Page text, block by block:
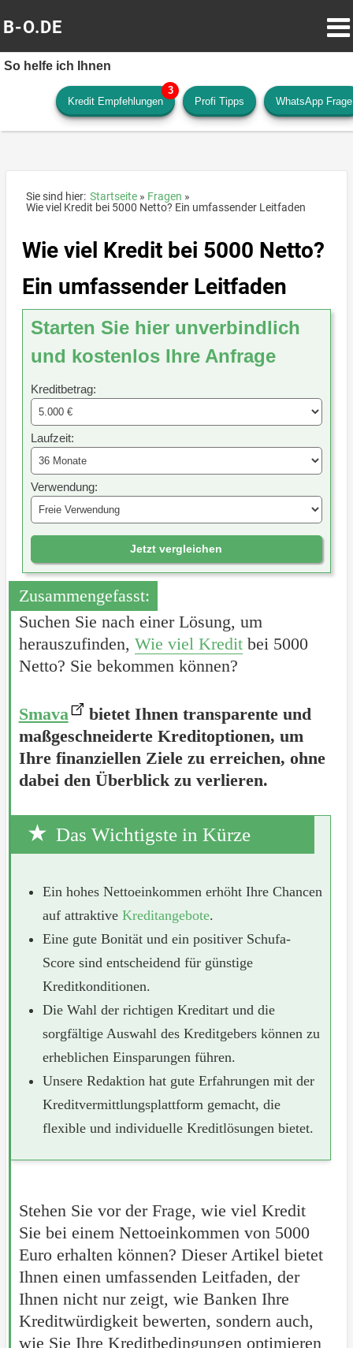
B-O.DE
So helfe ich Ihnen
Kredit Empfehlungen Profi Tipps WhatsApp Frage
Sie sind hier: Startseite
Fragen
Wie viel Kredit bei 5000 Netto? Ein umfassender Leitfaden
Wie viel Kredit bei 5000 Netto?
Ein umfassender Leitfaden
Starten Sie hier unverbindlich
und kostenlos Ihre Anfrage
Kreditbetrag:
Laufzeit:
Verwendung:
Jetzt vergleichen
Zusammengefasst:
Suchen Sie nach einer Lösung, um
herauszufinden, Wie viel Kreditbei 5000
Netto? Sie bekommen können?
Smava
bietet Ihnen transparente und
maßgeschneiderte Kreditoptionen, um
Ihre finanziellen Ziele zu erreichen, ohne
dabei den Überblick zu verlieren.
Das Wichtigste in Kürze
Ein hohes Nettoeinkommen erhöht Ihre Chancen
auf attraktive Kreditangebote.
Eine gute Bonität und ein positiver Schufa-
Score sind entscheidend für günstige
Kreditkonditionen.
Die Wahl der richtigen Kreditart und die
sorgfältige Auswahl des Kreditgebers können zu
erheblichen Einsparungen führen.
Unsere Redaktion hat gute Erfahrungen mit der
Kreditvermittlungsplattform gemacht, die
flexible und individuelle Kreditlösungen bietet.
Stehen Sie vor der Frage, wie viel Kredit
Sie bei einem Nettoeinkommen von 5000
Euro erhalten können? Dieser Artikel bietet
Ihnen einen umfassenden Leitfaden, der
Ihnen nicht nur zeigt, wie Banken Ihre
Kreditwürdigkeit bewerten, sondern auch,
wie Sie Ihre Kreditbedingungen optimieren